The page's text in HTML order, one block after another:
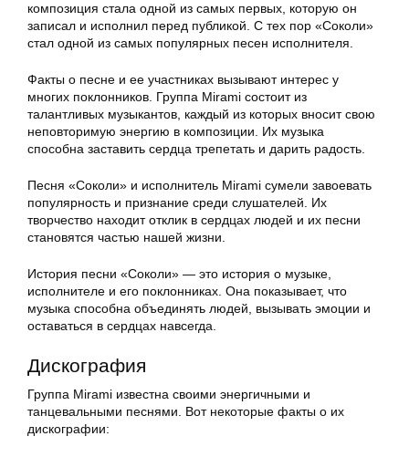
композиция стала одной из самых первых, которую он
записал и исполнил перед публикой. С тех пор «Соколи»
стал одной из самых популярных песен исполнителя.
Факты о песне и ее участниках вызывают интерес у
многих поклонников. Группа Mirami состоит из
талантливых музыкантов, каждый из которых вносит свою
неповторимую энергию в композиции. Их музыка
способна заставить сердца трепетать и дарить радость.
Песня «Соколи» и исполнитель Mirami сумели завоевать
популярность и признание среди слушателей. Их
творчество находит отклик в сердцах людей и их песни
становятся частью нашей жизни.
История песни «Соколи» — это история о музыке,
исполнителе и его поклонниках. Она показывает, что
музыка способна объединять людей, вызывать эмоции и
оставаться в сердцах навсегда.
Дискография
Группа Mirami известна своими энергичными и
танцевальными песнями. Вот некоторые факты о их
дискографии: